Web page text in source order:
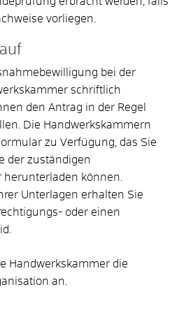
vorliegen.
bei der
schriftlich
den Antrag in der Regel
Die Handwerkskammern
zu Verfügung, das Sie
der zuständigen
herunterladen können.
Unterlagen erhalten Sie
oder einen
Handwerkskammer die
an.